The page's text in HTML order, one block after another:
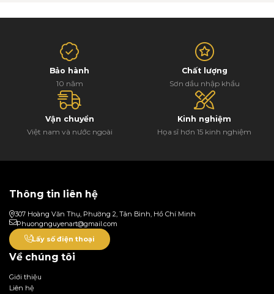
Bảo hành
10 năm
Chất lượng
Sơn dầu nhập khẩu
Vận chuyển
Việt nam và nước ngoài
Kinh nghiệm
Họa sĩ hơn 15 kinh nghiệm
Thông tin liên hệ
307 Hoàng Văn Thụ, Phường 2, Tân Bình, Hồ Chí Minh
Phuongnguyenart@gmail.com
Lấy số điện thoại
Về chúng tôi
Giới thiệu
Liên hệ